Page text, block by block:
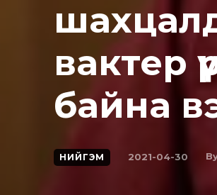
вактеp
байна
НИЙГЭМ 2021-04-30